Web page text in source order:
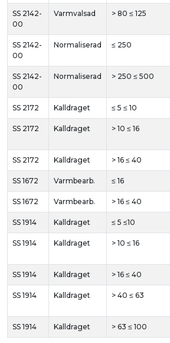
SS 2142-
00
Varmvalsad > 80 ≤ 125
SS 2142-
00
Normaliserad ≤ 250
SS 2142-
00
Normaliserad > 250 ≤ 500
SS 2172 Kalldraget ≤ 5 ≤ 10
SS 2172 Kalldraget > 10 ≤ 16
SS 2172 Kalldraget > 16 ≤ 40
SS 1672 Varmbearb. ≤ 16
SS 1672 Varmbearb. > 16 ≤ 40
SS 1914 Kalldraget ≤ 5 ≤10
SS 1914 Kalldraget > 10 ≤ 16
SS 1914 Kalldraget > 16 ≤ 40
SS 1914 Kalldraget > 40 ≤ 63
SS 1914 Kalldraget > 63 ≤ 100